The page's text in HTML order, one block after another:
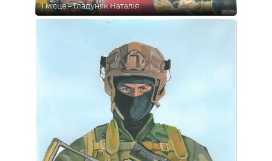
І місце – Гладуняк Наталія